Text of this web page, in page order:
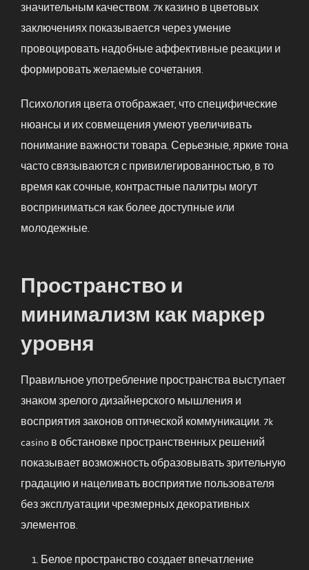
значительным качеством. 7к казино в цветовых
заключениях показывается через умение
провоцировать надобные аффективные реакции и
формировать желаемые сочетания.
Психология цвета отображает, что специфические
нюансы и их совмещения умеют увеличивать
понимание важности товара. Серьезные, яркие тона
часто связываются с привилегированностью, в то
время как сочные, контрастные палитры могут
восприниматься как более доступные или
молодежные.
Пространство и
минимализм как маркер
уровня
Правильное употребление пространства выступает
знаком зрелого дизайнерского мышления и
восприятия законов оптической коммуникации. 7k
casino в обстановке пространственных решений
показывает возможность образовывать зрительную
градацию и нацеливать восприятие пользователя
без эксплуатации чрезмерных декоративных
элементов.
Белое пространство создает впечатление